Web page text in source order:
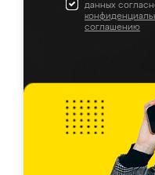
данных
соглашению